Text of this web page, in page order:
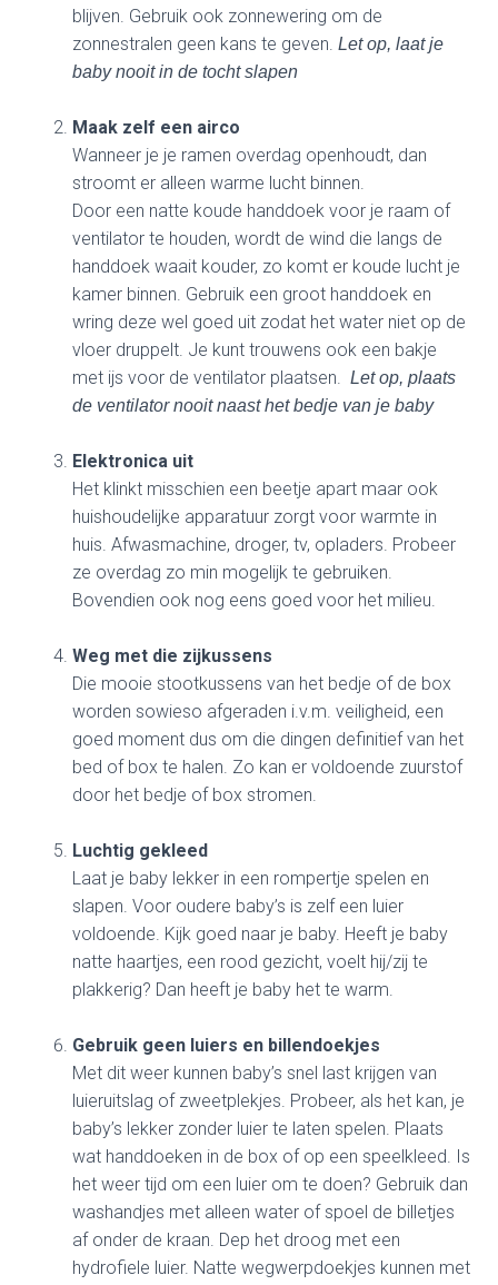
blijven. Gebruik ook zonnewering om de
zonnestralen geen kans te geven. Let op, laat je
baby nooit in de tocht slapen
Maak zelf een airco
Wanneer je je ramen overdag openhoudt, dan
stroomt er alleen warme lucht binnen.
Door een natte koude handdoek voor je raam of
ventilator te houden, wordt de wind die langs de
handdoek waait kouder, zo komt er koude lucht je
kamer binnen. Gebruik een groot handdoek en
wring deze wel goed uit zodat het water niet op de
vloer druppelt. Je kunt trouwens ook een bakje
met ijs voor de ventilator plaatsen. Let op, plaats
de ventilator nooit naast het bedje van je baby
Elektronica uit
Het klinkt misschien een beetje apart maar ook
huishoudelijke apparatuur zorgt voor warmte in
huis. Afwasmachine, droger, tv, opladers. Probeer
ze overdag zo min mogelijk te gebruiken.
Bovendien ook nog eens goed voor het milieu.
Weg met die zijkussens
Die mooie stootkussens van het bedje of de box
worden sowieso afgeraden i.v.m. veiligheid, een
goed moment dus om die dingen definitief van het
bed of box te halen. Zo kan er voldoende zuurstof
door het bedje of box stromen.
Luchtig gekleed
Laat je baby lekker in een rompertje spelen en
slapen. Voor oudere baby’s is zelf een luier
voldoende. Kijk goed naar je baby. Heeft je baby
natte haartjes, een rood gezicht, voelt hij/zij te
plakkerig? Dan heeft je baby het te warm.
Gebruik geen luiers en billendoekjes
Met dit weer kunnen baby’s snel last krijgen van
luieruitslag of zweetplekjes. Probeer, als het kan, je
baby’s lekker zonder luier te laten spelen. Plaats
wat handdoeken in de box of op een speelkleed. Is
het weer tijd om een luier om te doen? Gebruik dan
washandjes met alleen water of spoel de billetjes
af onder de kraan. Dep het droog met een
hydrofiele luier. Natte wegwerpdoekjes kunnen met